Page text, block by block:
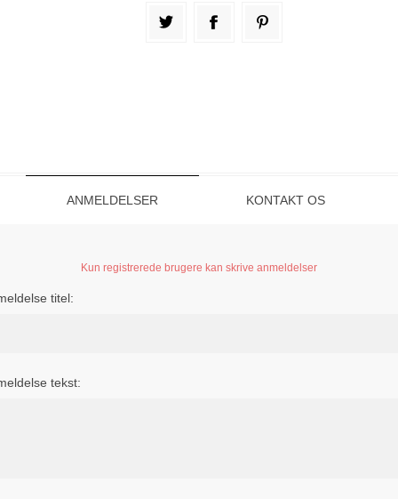
ANMELDELSER KONTAKT OS
Kun registrerede brugere kan skrive anmeldelser
titel:
tekst: